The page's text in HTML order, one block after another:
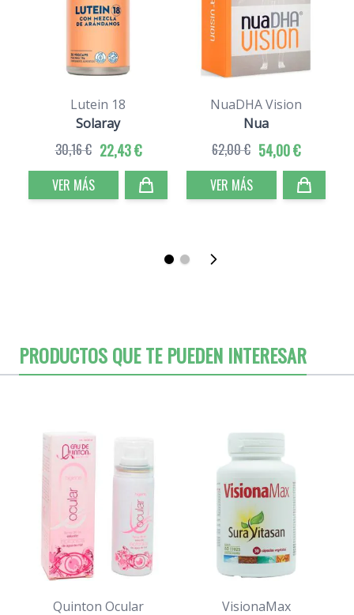
Lutein 18
Solaray
22,43 €
30,16 €
VER MÁS
NuaDHA Vision
Nua
54,00 €
62,00 €
VER MÁS
PRODUCTOS QUE TE PUEDEN INTERESAR
Quinton Ocular VisionaMax